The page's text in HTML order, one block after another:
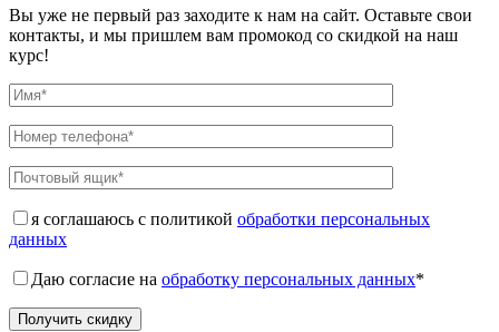
Вы уже не первый раз заходите к нам на сайт. Оставьте свои
контакты, и мы пришлем вам промокод со скидкой на наш
курс!
я соглашаюсь с политикой обработки персональных
данных
Даю согласие на обработку персональных данных*